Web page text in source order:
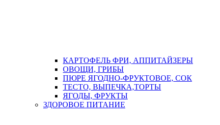
КАРТОФЕЛЬ ФРИ, АППИТАЙЗЕРЫ
ОВОЩИ, ГРИБЫ
ПЮРЕ ЯГОДНО-ФРУКТОВОЕ, СОК
ТЕСТО, ВЫПЕЧКА,ТОРТЫ
ЯГОДЫ, ФРУКТЫ
ЗДОРОВОЕ ПИТАНИЕ